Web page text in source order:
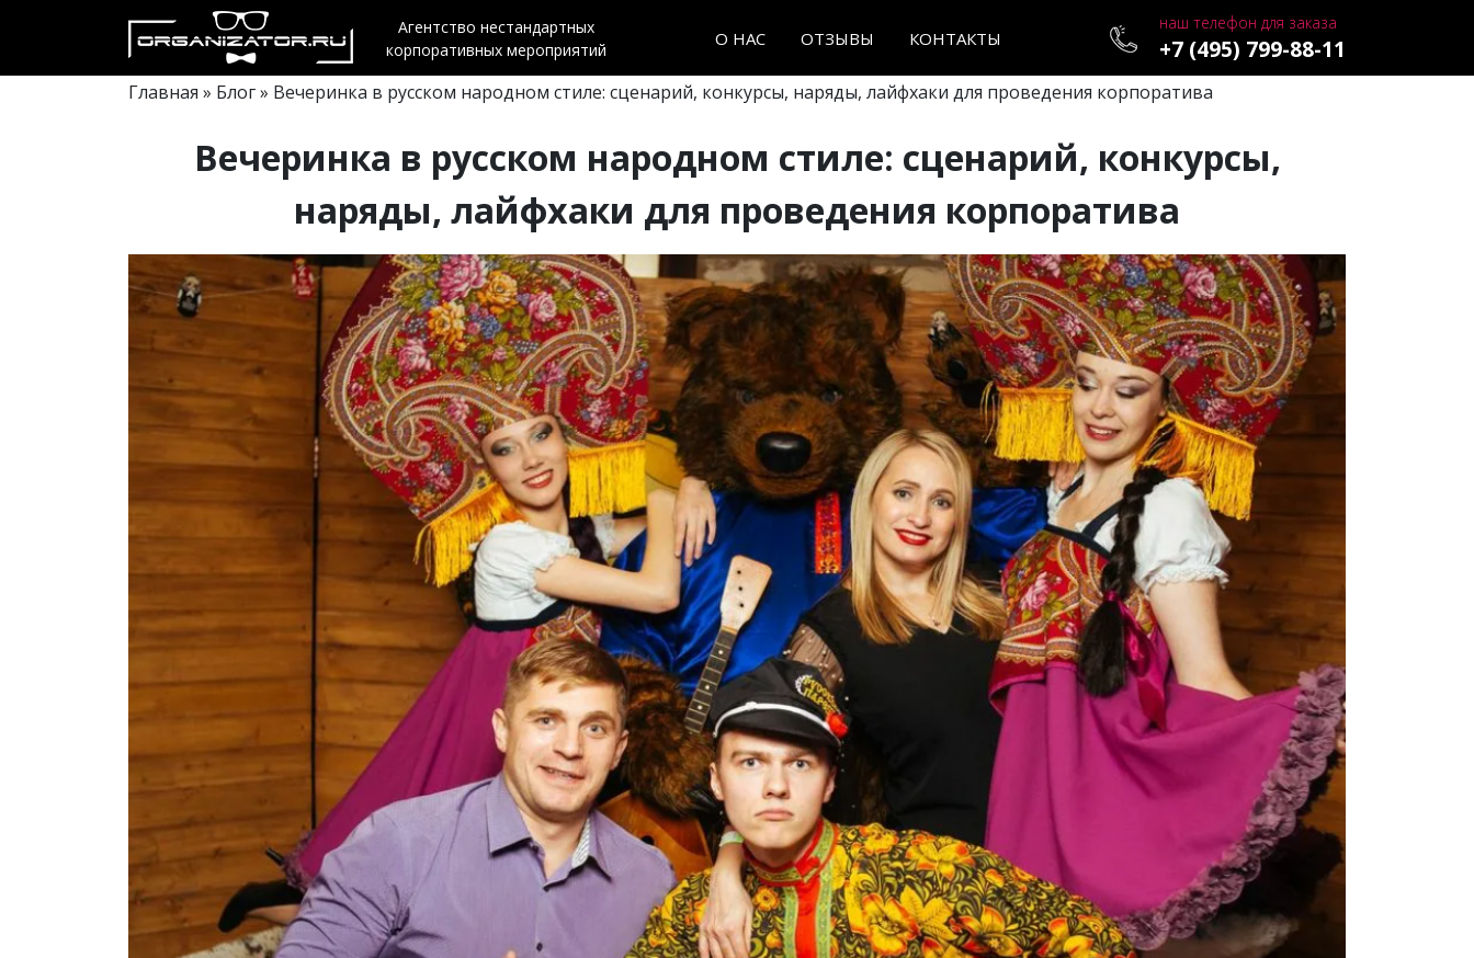
Агентство нестандартных
корпоративных мероприятий
О НАС ОТЗЫВЫ КОНТАКТЫ
наш телефон для заказа
+7 (495) 799-88-11
Главная » Блог» Вечеринка в русском народном стиле: сценарий, конкурсы, наряды, лайфхаки для проведения корпоратива
Вечеринка в русском народном стиле: сценарий, конкурсы,
наряды, лайфхаки для проведения корпоратива